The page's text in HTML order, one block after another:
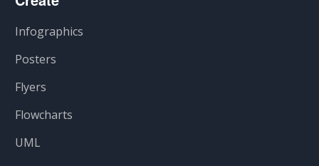
Infographics
Posters
Flyers
Flowcharts
UML